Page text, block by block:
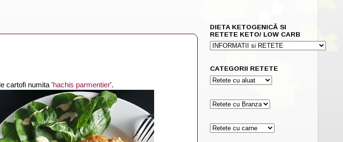
cartofi numita 'hachis parmentier'.
DIETA KETOGENICĂ SI
RETETE KETO/ LOW CARB
CATEGORII RETETE